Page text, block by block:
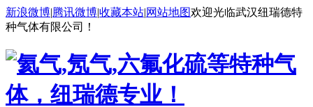
新浪微博|腾讯微博|收藏本站|网站地图欢迎光临武汉纽瑞德特
种气体有限公司！